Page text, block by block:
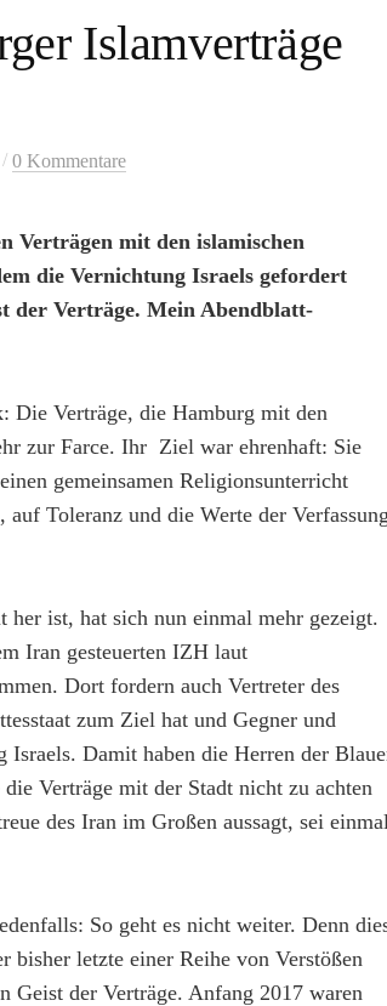
Islamverträge
/ 0 Kommentare
Verträgen mit den islamischen
die Vernichtung Israels gefordert
der Verträge. Mein Abendblatt-
Die Verträge, die Hamburg mit den
zur Farce. Ihr Ziel war ehrenhaft: Sie
gemeinsamen Religionsunterricht
Toleranz und die Werte der Verfassung
her ist, hat sich nun einmal mehr gezeigt.
Iran gesteuerten IZH laut
Dort fordern auch Vertreter des
zum Ziel hat und Gegner und
Damit haben die Herren der
Verträge mit der Stadt nicht zu achten
des Iran im Großen aussagt, sei einmal
So geht es nicht weiter. Denn
bisher letzte einer Reihe von Verstößen
Geist der Verträge. Anfang 2017 waren